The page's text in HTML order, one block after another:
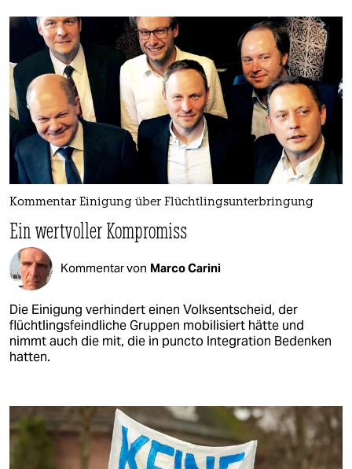
Kommentar Einigung über Flüchtlingsunterbringung
Ein wertvoller Kompromiss
Kommentar von Marco Carini
Die Einigung verhindert einen Volksentscheid, der
flüchtlingsfeindliche Gruppen mobilisiert hätte und
nimmt auch die mit, die in puncto Integration Bedenken
hatten.